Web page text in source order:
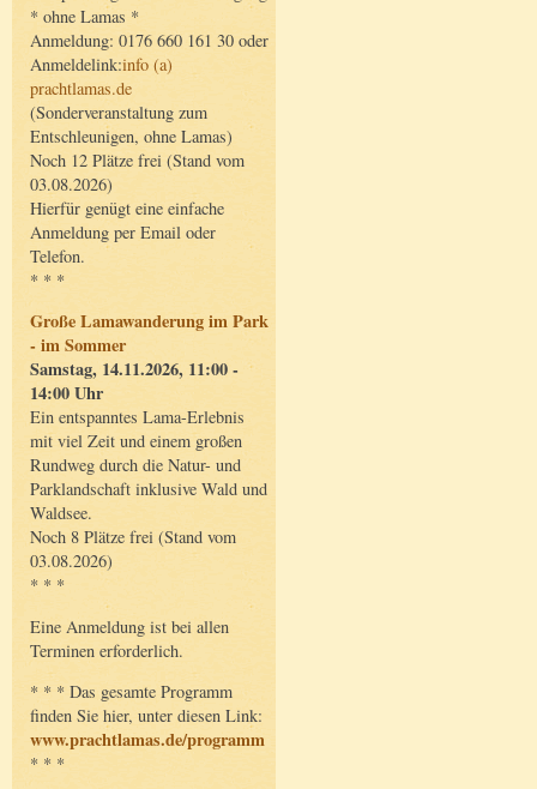
* ohne Lamas *
Anmeldung: 0176 660 161 30 oder
Anmeldelink:info (a)
prachtlamas.de
(Sonderveranstaltung zum
Entschleunigen, ohne Lamas)
Noch 12 Plätze frei (Stand vom
03.08.2026)
Hierfür genügt eine einfache
Anmeldung per Email oder
Telefon.
* * *
Große Lamawanderung im Park
- im Sommer
Samstag, 14.11.2026, 11:00 -
14:00 Uhr
Ein entspanntes Lama-Erlebnis
mit viel Zeit und einem großen
Rundweg durch die Natur- und
Parklandschaft inklusive Wald und
Waldsee.
Noch 8 Plätze frei (Stand vom
03.08.2026)
* * *
Eine Anmeldung ist bei allen
Terminen erforderlich.
* * * Das gesamte Programm
finden Sie hier, unter diesen Link:
www.prachtlamas.de/programm
* * *